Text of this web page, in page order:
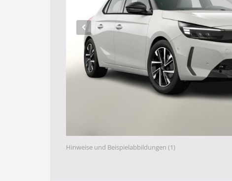
Hinweise und Beispielabbildungen (1)